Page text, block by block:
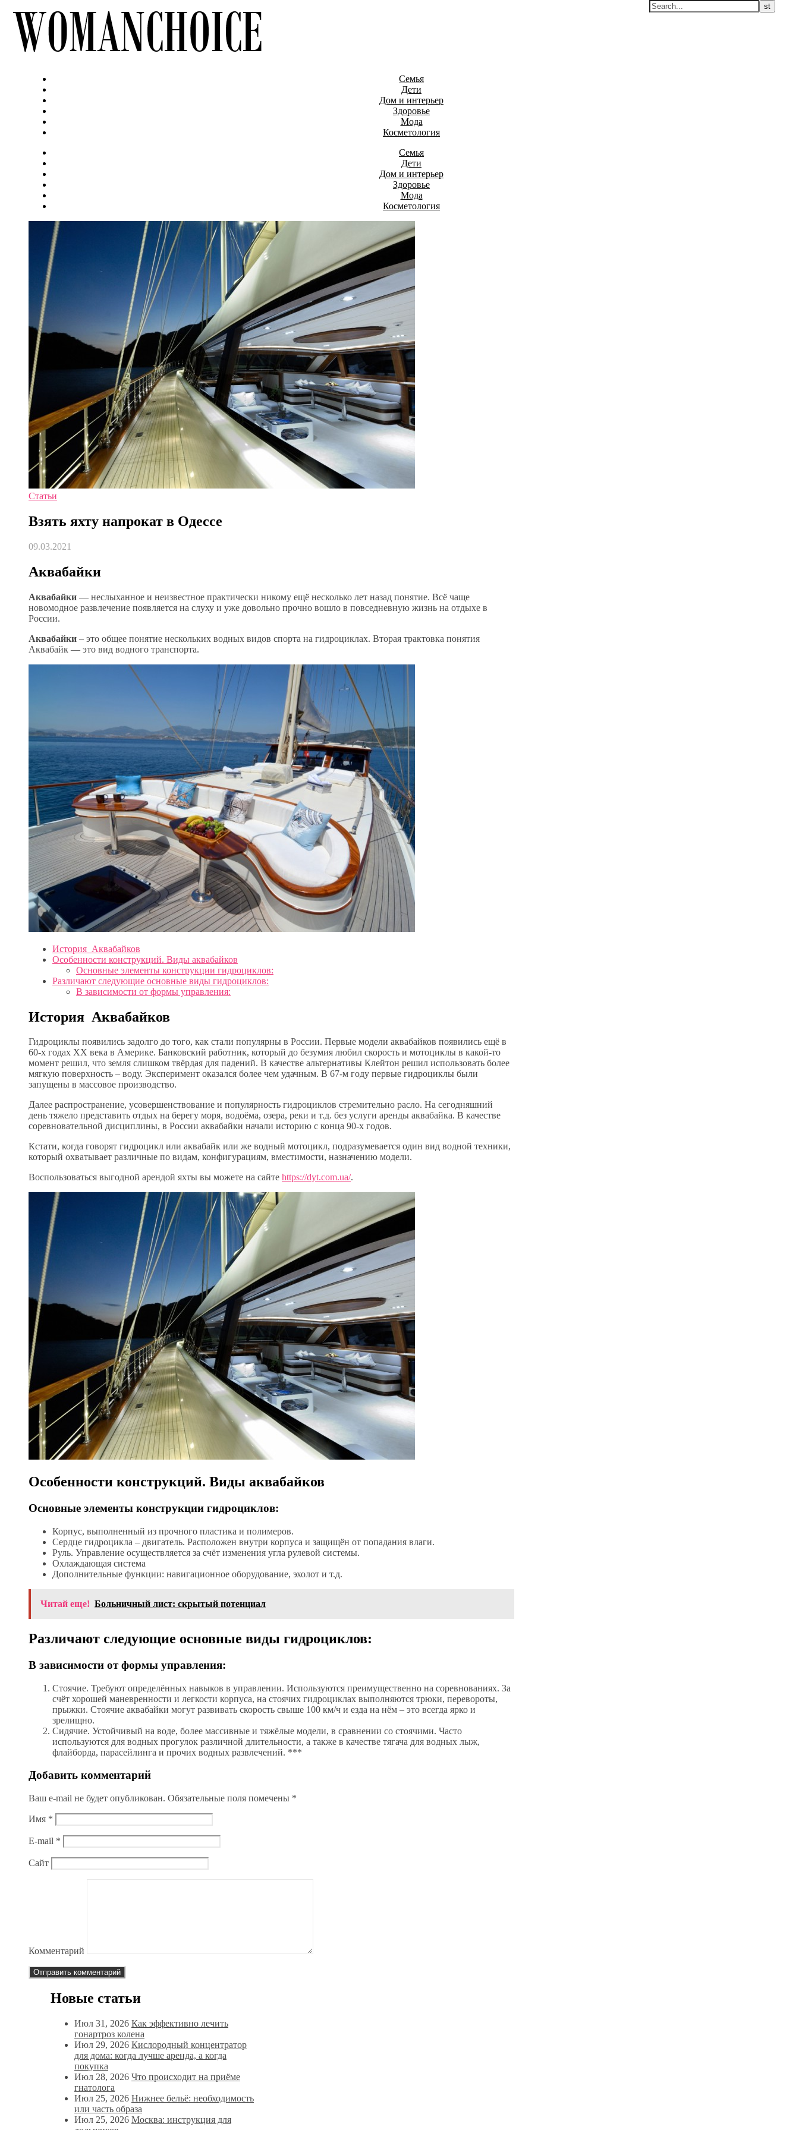
Семья
Дети
Дом и интерьер
Здоровье
Мода
Косметология
Семья
Дети
Дом и интерьер
Здоровье
Мода
Косметология
Статьи
Взять яхту напрокат в Одессе
09.03.2021
Аквабайки
Аквабайки — неслыханное и неизвестное практически никому ещё несколько лет назад понятие. Всё чаще
новомодное развлечение появляется на слуху и уже довольно прочно вошло в повседневную жизнь на отдыхе в
России.
Аквабайки – это общее понятие нескольких водных видов спорта на гидроциклах. Вторая трактовка понятия
Аквабайк — это вид водного транспорта.
История Аквабайков
Особенности конструкций. Виды аквабайков
Основные элементы конструкции гидроциклов:
Различают следующие основные виды гидроциклов:
В зависимости от формы управления:
История Аквабайков
Гидроциклы появились задолго до того, как стали популярны в России. Первые модели аквабайков появились ещё в
60-х годах XX века в Америке. Банковский работник, который до безумия любил скорость и мотоциклы в какой-то
момент решил, что земля слишком твёрдая для падений. В качестве альтернативы Клейтон решил использовать более
мягкую поверхность – воду. Эксперимент оказался более чем удачным. В 67-м году первые гидроциклы были
запущены в массовое производство.
Далее распространение, усовершенствование и популярность гидроциклов стремительно расло. На сегодняшний
день тяжело представить отдых на берегу моря, водоёма, озера, реки и т.д. без услуги аренды аквабайка. В качестве
соревновательной дисциплины, в России аквабайки начали историю с конца 90-х годов.
Кстати, когда говорят гидроцикл или аквабайк или же водный мотоцикл, подразумевается один вид водной техники,
который охватывает различные по видам, конфигурациям, вместимости, назначению модели.
Воспользоваться выгодной арендой яхты вы можете на сайте https://dyt.com.ua/.
Особенности конструкций. Виды аквабайков
Основные элементы конструкции гидроциклов:
Корпус, выполненный из прочного пластика и полимеров.
Сердце гидроцикла – двигатель. Расположен внутри корпуса и защищён от попадания влаги.
Руль. Управление осуществляется за счёт изменения угла рулевой системы.
Охлаждающая система
Дополнительные функции: навигационное оборудование, эхолот и т.д.
Читай еще! Больничный лист: скрытый потенциал
Различают следующие основные виды гидроциклов:
В зависимости от формы управления:
Стоячие. Требуют определённых навыков в управлении. Используются преимущественно на соревнованиях. За
счёт хорошей маневренности и легкости корпуса, на стоячих гидроциклах выполняются трюки, перевороты,
прыжки. Стоячие аквабайки могут развивать скорость свыше 100 км/ч и езда на нём – это всегда ярко и
зрелищно.
Сидячие. Устойчивый на воде, более массивные и тяжёлые модели, в сравнении со стоячими. Часто
используются для водных прогулок различной длительности, а также в качестве тягача для водных лыж,
флайборда, парасейлинга и прочих водных развлечений. ***
Добавить комментарий
Ваш e-mail не будет опубликован. Обязательные поля помечены *
Имя *
E-mail *
Сайт
Комментарий
Новые статьи
Июл 31, 2026 Как эффективно лечить
гонартроз колена
Июл 29, 2026 Кислородный концентратор
для дома: когда лучше аренда, а когда
покупка
Июл 28, 2026 Что происходит на приёме
гнатолога
Июл 25, 2026 Нижнее бельё: необходимость
или часть образа
Июл 25, 2026 Москва: инструкция для